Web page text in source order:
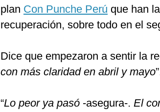
plan Con Punche Perú que han
recuperación, sobre todo en el
Dice que empezaron a sentir la
con más claridad en abril y mayo
“Lo peor ya pasó -asegura-. El